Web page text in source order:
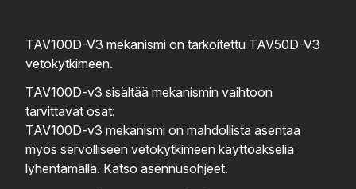
TAV100D-V3 mekanismi on tarkoitettu TAV50D-V3
vetokytkimeen.
TAV100D-v3 sisältää mekanismin vaihtoon
tarvittavat osat:
TAV100D-v3 mekanismi on mahdollista asentaa
myös servolliseen vetokytkimeen käyttöakselia
lyhentämällä. Katso asennusohjeet.